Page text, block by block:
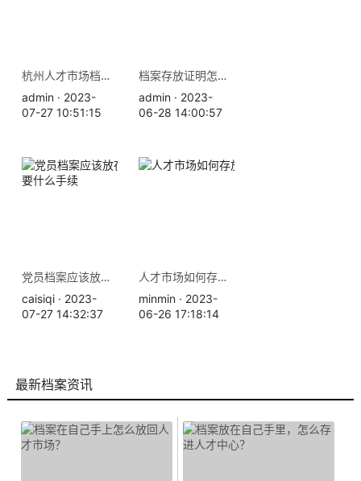
杭州人才市场档案存放地址 档案托管查询
admin · 2023-
07-27 10:51:15
档案存放证明怎么开，材料及办理流程
admin · 2023-
06-28 14:00:57
党员档案应该放在哪里，需要什么手续
caisiqi · 2023-
07-27 14:32:37
人才市场如何存放档案？
minmin · 2023-
06-26 17:18:14
最新档案资讯